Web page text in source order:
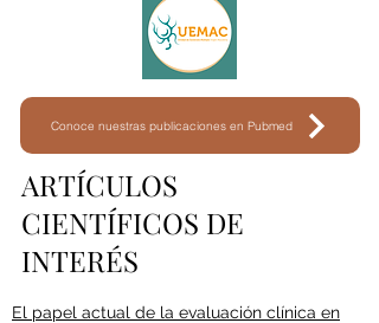
Conoce nuestras publicaciones en Pubmed
ARTÍCULOS
CIENTÍFICOS DE
INTERÉS
El papel actual de la evaluación clínica en